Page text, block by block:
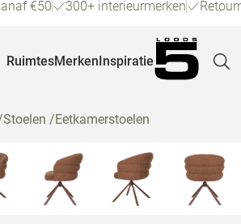
€50 300+ interieurmerken
RuimtesMerkenInspiratie
Stoelen /Eetkamerstoelen